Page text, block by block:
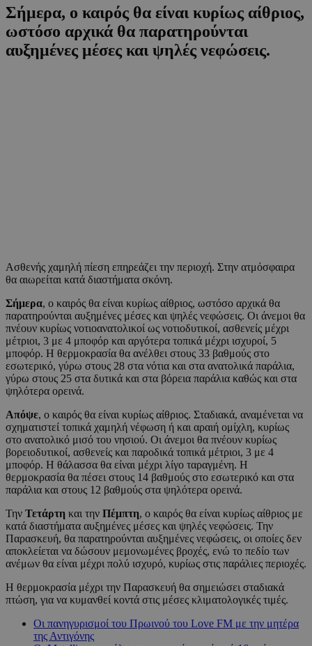
Σήμερα, ο καιρός θα είναι κυρίως αίθριος,
ωστόσο αρχικά θα παρατηρούνται
αυξημένες μέσες και ψηλές νεφώσεις.
Ασθενής χαμηλή πίεση επηρεάζει την περιοχή. Στην ατμόσφαιρα
θα αιωρείται κατά διαστήματα σκόνη.
Σήμερα, ο καιρός θα είναι κυρίως αίθριος, ωστόσο αρχικά θα
παρατηρούνται αυξημένες μέσες και ψηλές νεφώσεις. Οι άνεμοι θα
πνέουν κυρίως νοτιοανατολικοί ως νοτιοδυτικοί, ασθενείς μέχρι
μέτριοι, 3 με 4 μποφόρ και αργότερα τοπικά μέχρι ισχυροί, 5
μποφόρ. Η θερμοκρασία θα ανέλθει στους 33 βαθμούς στο
εσωτερικό, γύρω στους 28 στα νότια και στα ανατολικά παράλια,
γύρω στους 25 στα δυτικά και στα βόρεια παράλια καθώς και στα
ψηλότερα ορεινά.
Απόψε, ο καιρός θα είναι κυρίως αίθριος. Σταδιακά, αναμένεται να
σχηματιστεί τοπικά χαμηλή νέφωση ή και αραιή ομίχλη, κυρίως
στο ανατολικό μισό του νησιού. Οι άνεμοι θα πνέουν κυρίως
βορειοδυτικοί, ασθενείς και παροδικά τοπικά μέτριοι, 3 με 4
μποφόρ. Η θάλασσα θα είναι μέχρι λίγο ταραγμένη. Η
θερμοκρασία θα πέσει στους 14 βαθμούς στο εσωτερικό και στα
παράλια και στους 12 βαθμούς στα ψηλότερα ορεινά.
Την Τετάρτη και την Πέμπτη, ο καιρός θα είναι κυρίως αίθριος με
κατά διαστήματα αυξημένες μέσες και ψηλές νεφώσεις. Την
Παρασκευή, θα παρατηρούνται αυξημένες νεφώσεις, οι οποίες δεν
αποκλείεται να δώσουν μεμονωμένες βροχές, ενώ το πεδίο των
ανέμων θα είναι μέχρι πολύ ισχυρό, κυρίως στις παράλιες περιοχές.
Η θερμοκρασία μέχρι την Παρασκευή θα σημειώσει σταδιακά
πτώση, για να κυμανθεί κοντά στις μέσες κλιματολογικές τιμές.
Οι πανηγυρισμοί του Πρωινού του Love FM με την μητέρα
της Αντιγόνης